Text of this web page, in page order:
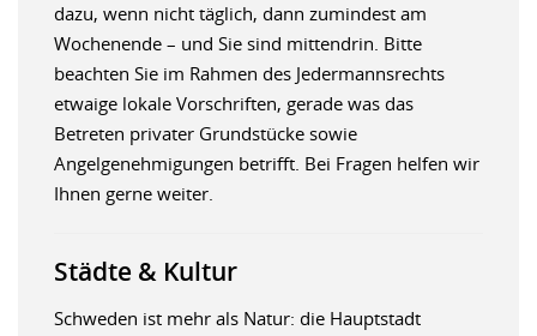
dazu, wenn nicht täglich, dann zumindest am
Wochenende – und Sie sind mittendrin. Bitte
beachten Sie im Rahmen des Jedermannsrechts
etwaige lokale Vorschriften, gerade was das
Betreten privater Grundstücke sowie
Angelgenehmigungen betrifft. Bei Fragen helfen wir
Ihnen gerne weiter.
Städte & Kultur
Schweden ist mehr als Natur: die Hauptstadt